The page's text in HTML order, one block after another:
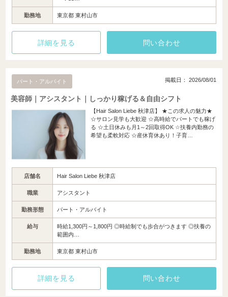
勤務地 東京都 東村山市
詳細を見る 問い合わせ
パート・アルバイト 掲載日： 2026/08/01
美容師｜アシスタント｜しっかり稼げる＆自由シフト
【Hair Salon Liebe 秋津店】 ★この求人の魅力★
☆サロン見学も大歓迎 ☆高時給でパートでも稼げ
る ☆土日休みも月1～2回取得OK ☆扶養内勤務の
希望も柔軟対応 ☆産休育休あり！子育…
店舗名 Hair Salon Liebe 秋津店
職業 アシスタント
勤務形態 パート・アルバイト
給与
時給1,300円～1,800円 ◎時給制でも歩合がつきます ◎扶養の
範囲内…
勤務地 東京都 東村山市
詳細を見る 問い合わせ